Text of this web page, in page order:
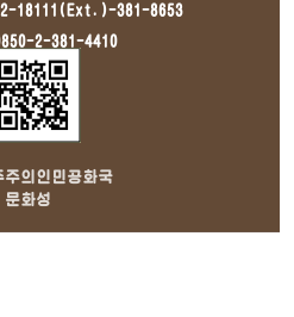
18111(Ext.)-381-8653
2-381-4410
주의인민공화국
문화성